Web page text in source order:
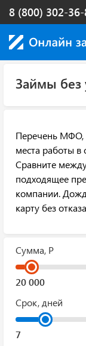
8 (800) 302-
Займы без
Перечень МФО,
места работы в
Сравните
подходящее
компании.
карту без
Сумма, Р
Срок, дней